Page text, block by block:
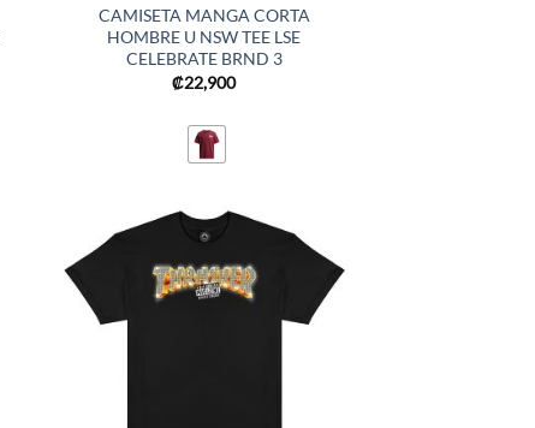
CAMISETA MANGA CORTA
HOMBRE U NSW TEE LSE
CELEBRATE BRND 3
₡22,900